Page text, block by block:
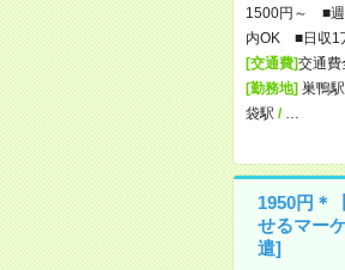
1500円～ ■
内OK ■日収1
[交通費]交通費
[勤務地]巣鴨駅
袋駅 /
1950円＊
せるマー
遣]